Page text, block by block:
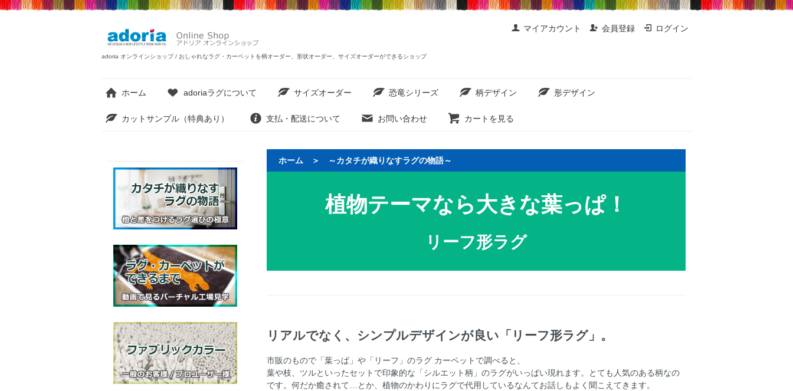
マイアカウント 会員登録 ログイン
adoria オンラインショップ / おしゃれなラグ・カーペットを柄オーダー、形状オーダー、サイズオーダーができるショップ
ホーム adoriaラグについて サイズオーダー 恐竜シリーズ 柄デザイン 形デザイン
カットサンプル（特典あり） 支払・配送について お問い合わせ カートを見る
ホーム ＞ ～カタチが織りなすラグの物語～
植物テーマなら大きな葉っぱ！
リーフ形ラグ
リアルでなく、シンプルデザインが良い「リーフ形ラグ」。
市販のもので「葉っぱ」や「リーフ」のラグ カーペットで調べると、
葉や枝、ツルといったセットで印象的な「シルエット柄」のラグがいっぱい現れます。とても人気のある柄なの
です。何だか癒されて…とか、植物のかわりにラグで代用しているなんてお話しもよく聞こえてきます。